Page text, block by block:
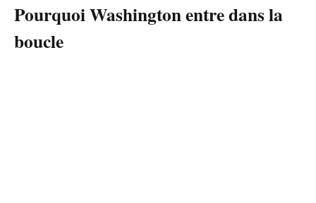
Pourquoi Washington entre dans la
boucle